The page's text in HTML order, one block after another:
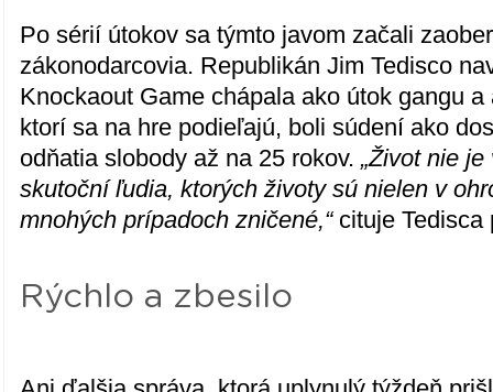
Po sérií útokov sa týmto javom začali
zákonodarcovia. Republikán Jim Tedisco
Knockaout Game chápala ako útok gangu
ktorí sa na hre podieľajú, boli súdení ako
odňatia slobody až na 25 rokov.„Život nie
skutoční ľudia, ktorých životy sú nielen v
mnohých prípadoch zničené,“cituje Tedisca
Rýchlo a zbesilo